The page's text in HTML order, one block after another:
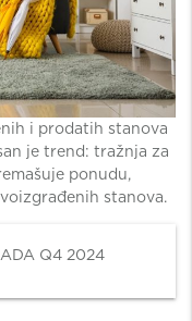
i prodatih stanova
je trend: tražnja za
ponudu,
stanova.
Q4 2024